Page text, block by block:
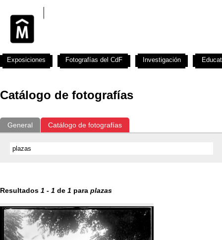
Catálogo de fotografías
General Catálogo de fotografías
Resultados 1 - 1 de 1 para plazas
Exposiciones Fotografías del CdF Investigación